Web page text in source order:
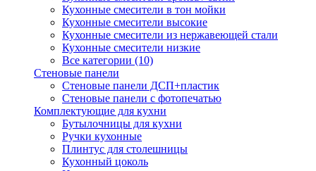
Кухонные смесители в тон мойки
Кухонные смесители высокие
Кухонные смесители из нержавеющей стали
Кухонные смесители низкие
Все категории (10)
Стеновые панели
Стеновые панели ДСП+пластик
Стеновые панели с фотопечатью
Комплектующие для кухни
Бутылочницы для кухни
Ручки кухонные
Плинтус для столешницы
Кухонный цоколь